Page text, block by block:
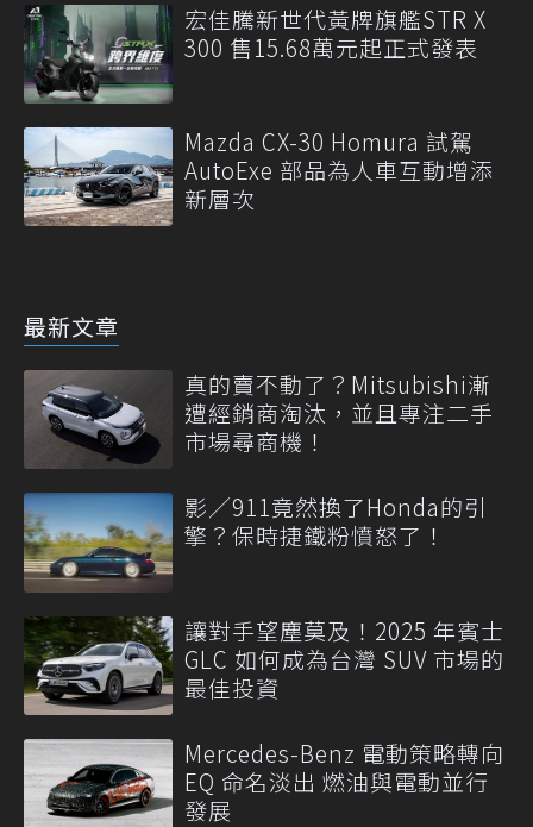
宏佳騰新世代黃牌旗艦STR X
300 售15.68萬元起正式發表
Mazda CX-30 Homura 試駕
AutoExe 部品為人車互動增添
新層次
最新文章
真的賣不動了？Mitsubishi漸
遭經銷商淘汰，並且專注二手
市場尋商機！
影／911竟然換了Honda的引
擎？保時捷鐵粉憤怒了！
讓對手望塵莫及！2025 年賓士
GLC 如何成為台灣 SUV 市場的
最佳投資
Mercedes-Benz 電動策略轉向
EQ 命名淡出 燃油與電動並行
發展